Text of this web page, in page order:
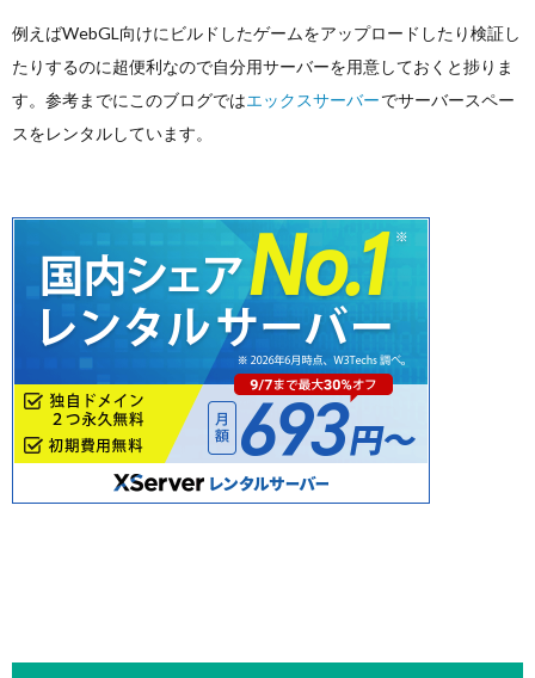
例えばWebGL向けにビルドしたゲームをアップロードしたり検証し
たりするのに超便利なので自分用サーバーを用意しておくと捗りま
す。参考までにこのブログではエックスサーバーでサーバースペー
スをレンタルしています。